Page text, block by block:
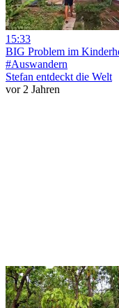
15:33
BIG Problem im
#Auswandern
Stefan entdeckt die Welt
vor 2 Jahren